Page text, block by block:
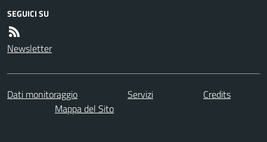
SEGUICI SU
Newsletter
Dati monitoraggio Servizi
Credits
Mappa del Sito